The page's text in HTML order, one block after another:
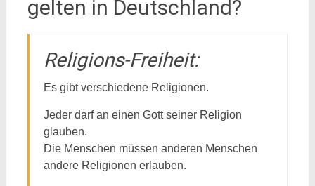
gelten in Deutschland?
Religions-Freiheit:
Es gibt verschiedene Religionen.
Jeder darf an einen Gott seiner Religion
glauben.
Die Menschen müssen anderen Menschen
andere Religionen erlauben.